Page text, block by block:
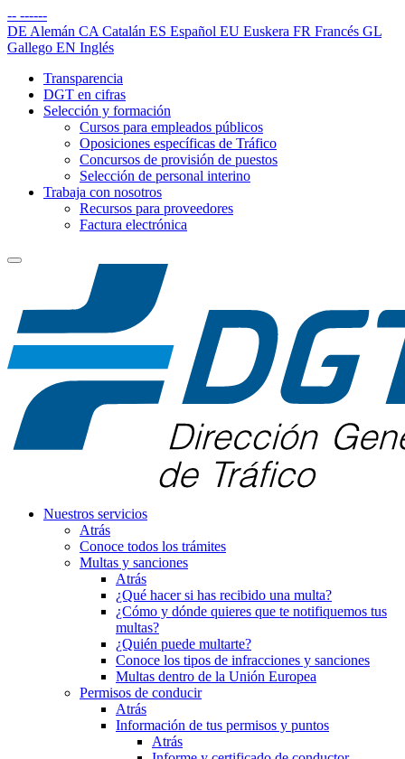
-- ------
DE Alemán CA Catalán ES Español EU Euskera FR Francés GL
Gallego EN Inglés
Transparencia
DGT en cifras
Selección y formación
Cursos para empleados públicos
Oposiciones específicas de Tráfico
Concursos de provisión de puestos
Selección de personal interino
Trabaja con nosotros
Recursos para proveedores
Factura electrónica
Nuestros servicios
Atrás
Conoce todos los trámites
Multas y sanciones
Atrás
¿Qué hacer si has recibido una multa?
¿Cómo y dónde quieres que te notifiquemos tus
multas?
¿Quién puede multarte?
Conoce los tipos de infracciones y sanciones
Multas dentro de la Unión Europea
Permisos de conducir
Atrás
Información de tus permisos y puntos
Atrás